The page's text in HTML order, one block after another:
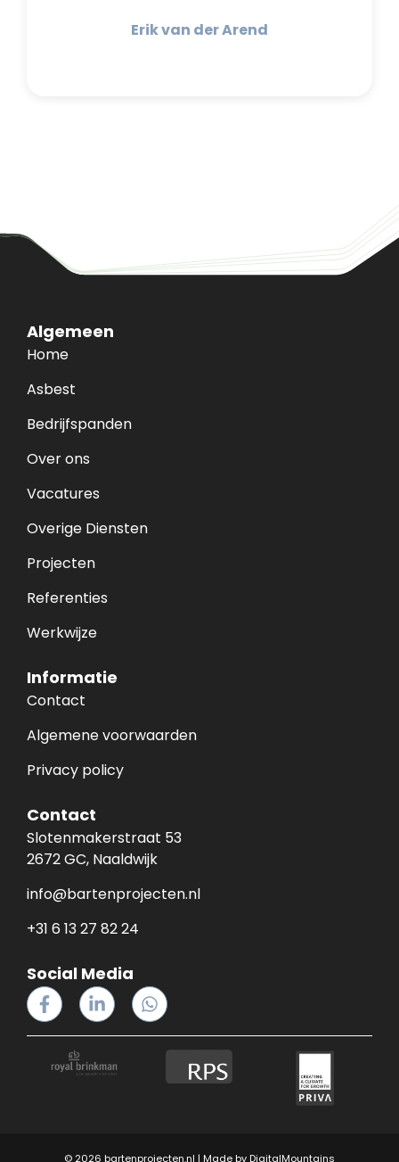
Erik van der Arend
Algemeen
Home
Asbest
Bedrijfspanden
Over ons
Vacatures
Overige Diensten
Projecten
Referenties
Werkwijze
Informatie
Contact
Algemene voorwaarden
Privacy policy
Contact
Slotenmakerstraat 53
2672 GC, Naaldwijk
info@bartenprojecten.nl
+31 6 13 27 82 24
Social Media
© 2026 bartenprojecten.nl | Made by DigitalMountains